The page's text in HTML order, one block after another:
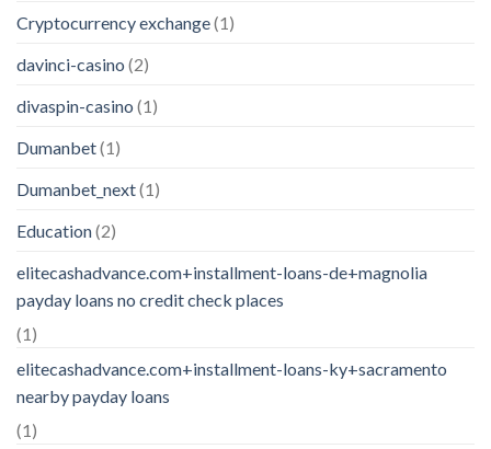
Cryptocurrency exchange(1)
davinci-casino (2)
divaspin-casino (1)
Dumanbet(1)
Dumanbet_next(1)
Education(2)
elitecashadvance.com+installment-loans-de+magnolia
payday loans no credit check places
(1)
elitecashadvance.com+installment-loans-ky+sacramento
nearby payday loans
(1)